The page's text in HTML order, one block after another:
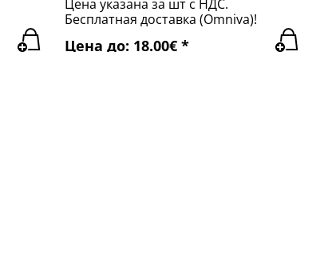
Цена указана за шт с НДС.
Бесплатная доставка (Omniva)!
Цена до: 18.00€ *